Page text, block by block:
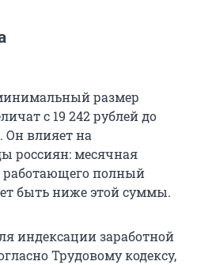
размер
с 19 242 рублей до
Он влияет на
россиян: месячная
работающего полный
быть ниже этой суммы.
индексации заработной
Трудовому кодексу,